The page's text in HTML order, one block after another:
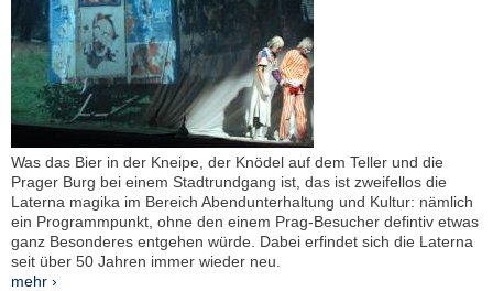
Was das Bier in der Kneipe, der Knödel auf dem Teller und die
Prager Burg bei einem Stadtrundgang ist, das ist zweifellos die
Laterna magika im Bereich Abendunterhaltung und Kultur: nämlich
ein Programmpunkt, ohne den einem Prag-Besucher defintiv etwas
ganz Besonderes entgehen würde. Dabei erfindet sich die Laterna
seit über 50 Jahren immer wieder neu.
mehr ›